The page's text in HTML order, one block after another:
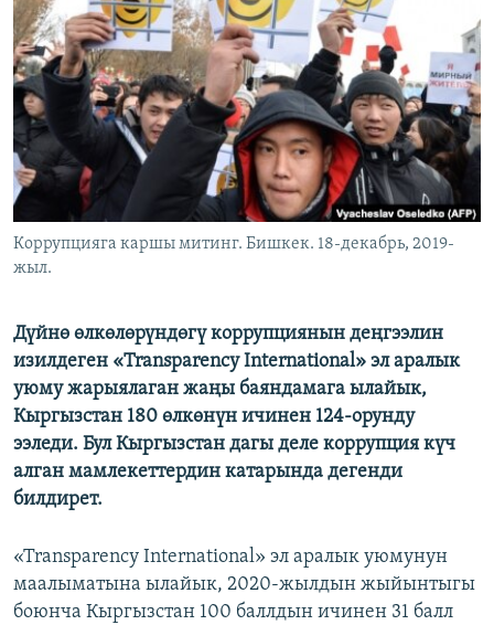
ЭЖЕ-СИҢДИЛЕР
АЗАТТЫК+
ЫҢГАЙСЫЗ СУРООЛОР
ОНЛАЙН ШЕРИНЕ
ЭЕ/АРнун бардык сайттары
Коррупцияга каршы митинг. Бишкек. 18-декабрь, 2019-
жыл.
Дүйнө өлкөлөрүндөгү коррупциянын деңгээлин
изилдеген «Transparency International» эл аралык
уюму жарыялаган жаңы баяндамага ылайык,
Кыргызстан 180 өлкөнүн ичинен 124-орунду
ээледи. Бул Кыргызстан дагы деле коррупция күч
алган мамлекеттердин катарында дегенди
билдирет.
«Transparency International» эл аралык уюмунун
маалыматына ылайык, 2020-жылдын жыйынтыгы
боюнча Кыргызстан 100 баллдын ичинен 31 балл